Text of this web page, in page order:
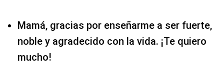
Mamá, gracias por enseñarme a ser fuerte,
noble y agradecido con la vida. ¡Te quiero
mucho!